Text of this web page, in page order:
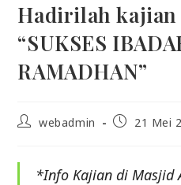
Hadirilah
“SUKSES
RAMADHAN”
Postwebadmin
Post21 Mei
*Info Kajian di Masjid